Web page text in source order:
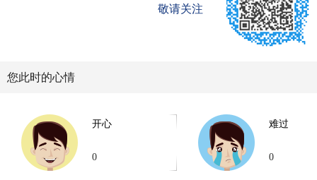
敬请关注
您此时的心情
开心
0
难过
0